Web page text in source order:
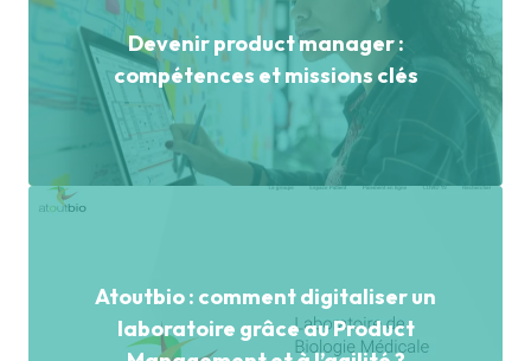
Devenir product manager :
compétences et missions clés
Atoutbio : comment digitaliser un
laboratoire grâce au Product